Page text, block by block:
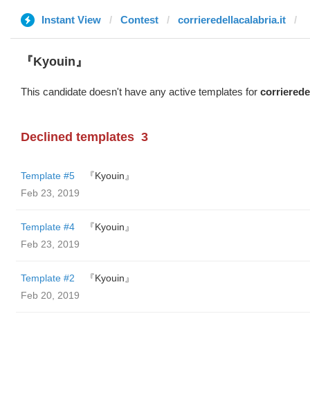
Instant View Contest corrieredellacalabria.it
『Kyouin』
This candidate doesn't have any active templates for
Declined templates 3
Template #5
『Kyouin』
Feb 23, 2019
Template #4
『Kyouin』
Feb 23, 2019
Template #2
『Kyouin』
Feb 20, 2019